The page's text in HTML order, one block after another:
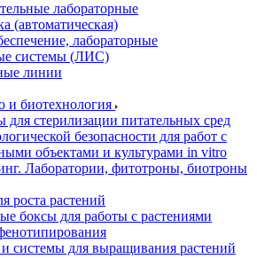
лабораторные
(автоматическая)
лабораторные
системы (ЛИС)
линии
и биотехнология
для стерилизации питательных сред
безопасности для работ с
объектами и культурами in vitro
Лаборатории, фитотроны, биотроны
роста растений
боксы для работы с растениями
системы для выращивания растений